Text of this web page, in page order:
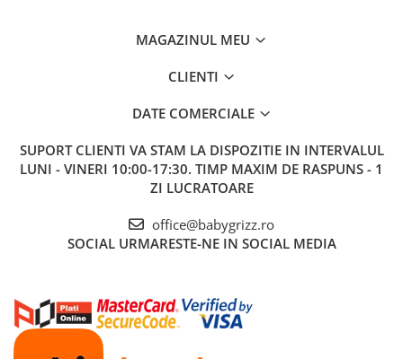
MAGAZINUL MEU
CLIENTI
DATE COMERCIALE
SUPORT CLIENTI VA STAM LA DISPOZITIE IN INTERVALUL
LUNI - VINERI 10:00-17:30. TIMP MAXIM DE RASPUNS - 1
ZI LUCRATOARE
office@babygrizz.ro
SOCIAL URMARESTE-NE IN SOCIAL MEDIA